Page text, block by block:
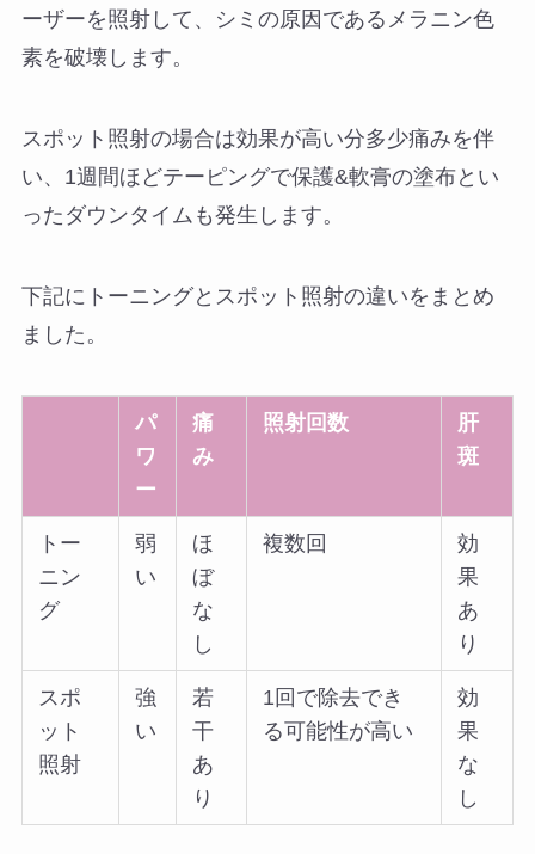
ーザーを照射して、シミの原因であるメラニン色
素を破壊します。
スポット照射の場合は効果が高い分多少痛みを伴
い、1週間ほどテーピングで保護&軟膏の塗布とい
ったダウンタイムも発生します。
下記にトーニングとスポット照射の違いをまとめ
ました。
パ
ワ
ー
痛
み
照射回数
肝
斑
トー
ニン
グ
弱
い
ほ
ぼ
な
し
複数回
効
果
あ
り
スポ
ット
照射
強
い
若
干
あ
り
1回で除去でき
る可能性が高い
効
果
な
し